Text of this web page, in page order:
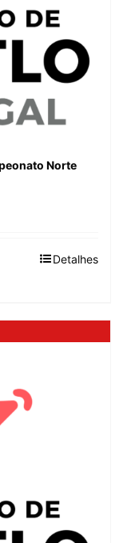
Norte
Detalhes